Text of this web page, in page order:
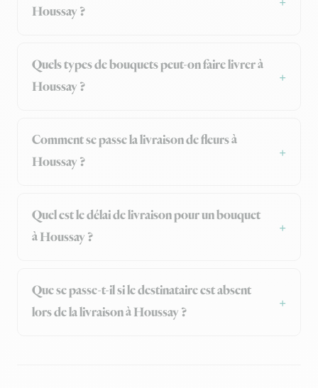
Houssay ?
Quels types de bouquets peut-on faire livrer à
Houssay ?
Comment se passe la livraison de fleurs à
Houssay ?
Quel est le délai de livraison pour un bouquet
à Houssay ?
Que se passe-t-il si le destinataire est absent
lors de la livraison à Houssay ?